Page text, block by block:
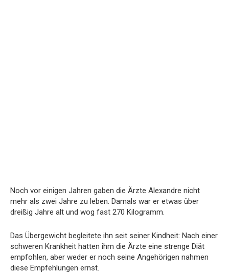
Noch vor einigen Jahren gaben die Ärzte Alexandre nicht
mehr als zwei Jahre zu leben. Damals war er etwas über
dreißig Jahre alt und wog fast 270 Kilogramm.
Das Übergewicht begleitete ihn seit seiner Kindheit: Nach einer
schweren Krankheit hatten ihm die Ärzte eine strenge Diät
empfohlen, aber weder er noch seine Angehörigen nahmen
diese Empfehlungen ernst.